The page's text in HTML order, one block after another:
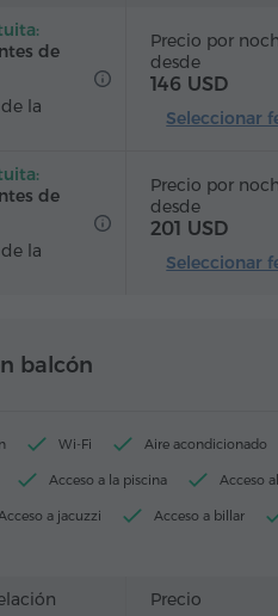
Alfombrado Refriderador
de
la
Precio por
desde
146 USD
Seleccionar
de
la
Precio por
desde
201 USD
Seleccionar
balcón
Wi-Fi Aire acondicionado
Acceso a la piscina Acceso
a jacuzzi Acceso a billar
Precio